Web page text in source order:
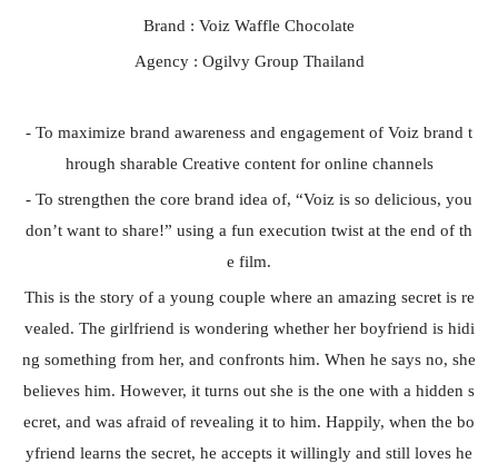
Brand : Voiz Waffle Chocolate
Agency : Ogilvy Group Thailand
- To maximize brand awareness and engagement of Voiz brand t
hrough sharable Creative content for online channels
- To strengthen the core brand idea of, “Voiz is so delicious, you
don’t want to share!” using a fun execution twist at the end of th
e film.
This is the story of a young couple where an amazing secret is re
vealed. The girlfriend is wondering whether her boyfriend is hidi
ng something from her, and confronts him. When he says no, she
believes him. However, it turns out she is the one with a hidden s
ecret, and was afraid of revealing it to him. Happily, when the bo
yfriend learns the secret, he accepts it willingly and still loves he